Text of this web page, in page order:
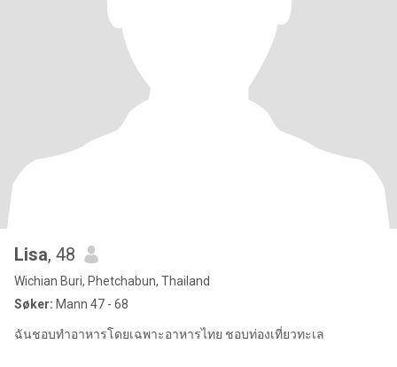
Lisa, 48
Wichian Buri, Phetchabun, Thailand
Søker: Mann 47 - 68
ฉันชอบทำอาหารโดยเฉพาะ​อาหารไทย ชอบท่องเที่ยว​ทะเล